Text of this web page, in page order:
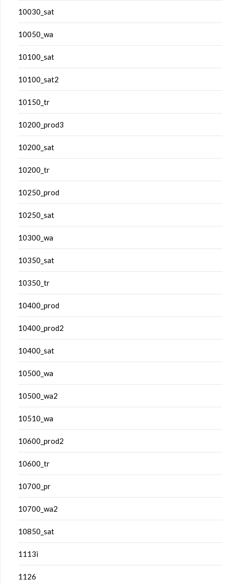
10030_sat
10050_wa
10100_sat
10100_sat2
10150_tr
10200_prod3
10200_sat
10200_tr
10250_prod
10250_sat
10300_wa
10350_sat
10350_tr
10400_prod
10400_prod2
10400_sat
10500_wa
10500_wa2
10510_wa
10600_prod2
10600_tr
10700_pr
10700_wa2
10850_sat
1113i
1126